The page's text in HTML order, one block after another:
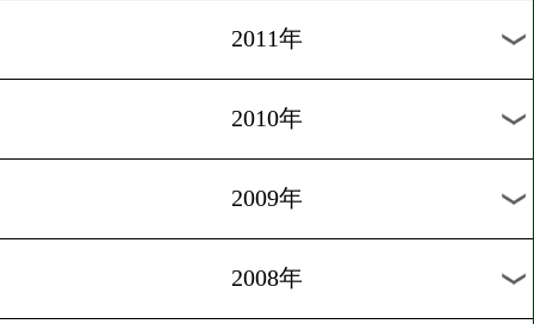
2020年
2018年